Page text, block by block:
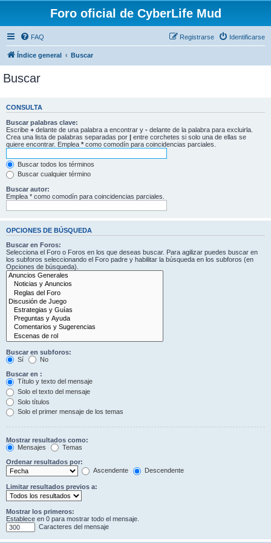
Foro oficial de CyberLife Mud
FAQ Identificarse
Registrarse
Índice general Buscar
Buscar
CONSULTA
Buscar palabras clave:
Escribe + delante de una palabra a encontrar y - delante de la palabra para excluirla.
Crea una lista de palabras separadas por | entre corchetes si solo una de ellas se
quiere encontrar. Emplea * como comodín para coincidencias parciales.
Buscar todos los términos
Buscar cualquier término
Buscar autor:
Emplea * como comodín para coincidencias parciales.
OPCIONES DE BÚSQUEDA
Buscar en Foros:
Selecciona el Foro o Foros en los que deseas buscar. Para agilizar puedes buscar en
los subforos seleccionando el Foro padre y habilitar la búsqueda en los subforos (en
Opciones de búsqueda).
Buscar en subforos:
Sí
No
Buscar en :
Título y texto del mensaje
Solo el texto del mensaje
Solo títulos
Solo el primer mensaje de los temas
Mostrar resultados como:
Mensajes
Temas
Ordenar resultados por:
Ascendente
Descendente
Limitar resultados previos a:
Mostrar los primeros:
Establece en 0 para mostrar todo el mensaje.
Caracteres del mensaje